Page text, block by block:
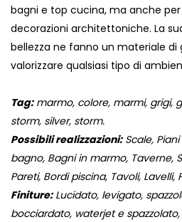
bagni e top cucina, ma anche
decorazioni architettoniche. La
bellezza ne fanno un materiale di
valorizzare qualsiasi tipo di
Tag:marmo, colore, marmi, grigi,
storm, silver, storm.
Possibili realizzazioni:Scale,
bagno, Bagni in marmo, Taverne,
Pareti, Bordi piscina, Tavoli, Lavelli,
Finiture:Lucidato, levigato,
bocciardato, waterjet e